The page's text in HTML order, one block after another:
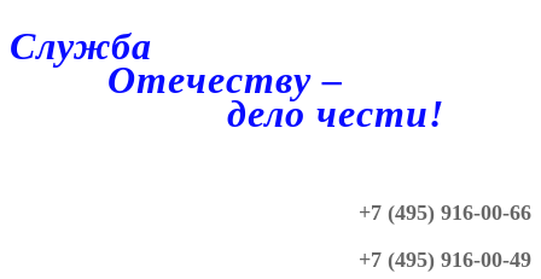
Служба
Отечеству –
дело чести!
+7 (495) 916-00-66
+7 (495) 916-00-49